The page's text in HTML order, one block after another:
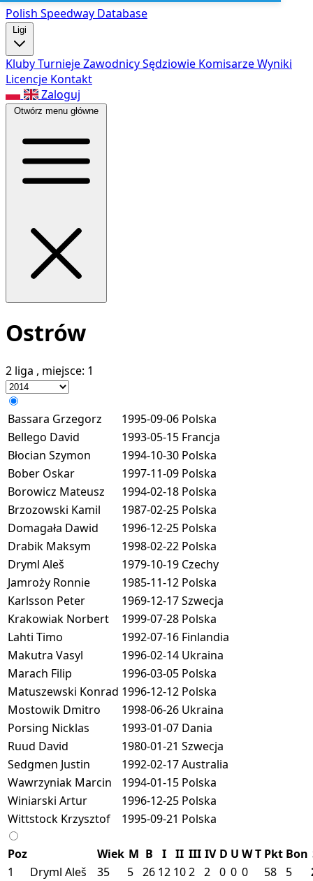
Polish Speedway Database
Ligi
KlubyTurniejeZawodnicySędziowie KomisarzeWyniki
Licencje Kontakt
Zaloguj
Otwórz menu główne
Ostrów
2 liga , miejsce: 1
Bassara Grzegorz 1995-09-06 Polska
Bellego David
1993-05-15 Francja
Błocian Szymon
1994-10-30 Polska
Bober Oskar
1997-11-09 Polska
Borowicz Mateusz
1994-02-18 Polska
Brzozowski Kamil
1987-02-25 Polska
Domagała Dawid
1996-12-25 Polska
Drabik Maksym
1998-02-22 Polska
Dryml Aleš
1979-10-19 Czechy
Jamroży Ronnie
1985-11-12 Polska
Karlsson Peter
1969-12-17Szwecja
Krakowiak Norbert
1999-07-28 Polska
Lahti Timo
1992-07-16 Finlandia
Makutra Vasyl
1996-02-14 Ukraina
Marach Filip
1996-03-05 Polska
Matuszewski Konrad 1996-12-12 Polska
Mostowik Dmitro
1998-06-26 Ukraina
Porsing Nicklas
1993-01-07 Dania
Ruud David
1980-01-21 Szwecja
Sedgmen Justin
1992-02-17Australia
Wawrzyniak Marcin
1994-01-15 Polska
Winiarski Artur
1996-12-25 Polska
Wittstock Krzysztof
1995-09-21 Polska
Poz Wiek M B I II III IV D U WT Pkt Bon
1
Dryml Aleš 35 5 26 12 102 2 0 0 0 58 5